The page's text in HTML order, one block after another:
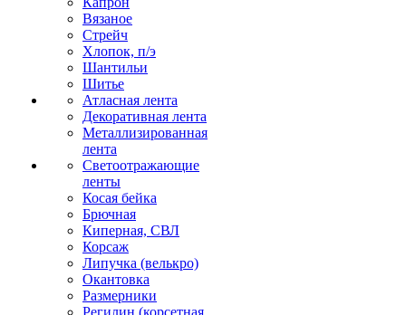
Вязаное
Стрейч
Хлопок, п/э
Шантильи
Шитье
Атласная лента
Декоративная лента
Металлизированная
лента
Светоотражающие
ленты
Косая бейка
Брючная
Киперная, СВЛ
Корсаж
Липучка (велькро)
Окантовка
Размерники
Регилин (корсетная